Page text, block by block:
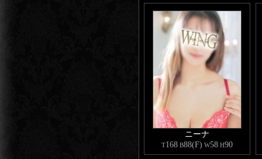
ニーナ
T168 B88(F) W58 H90